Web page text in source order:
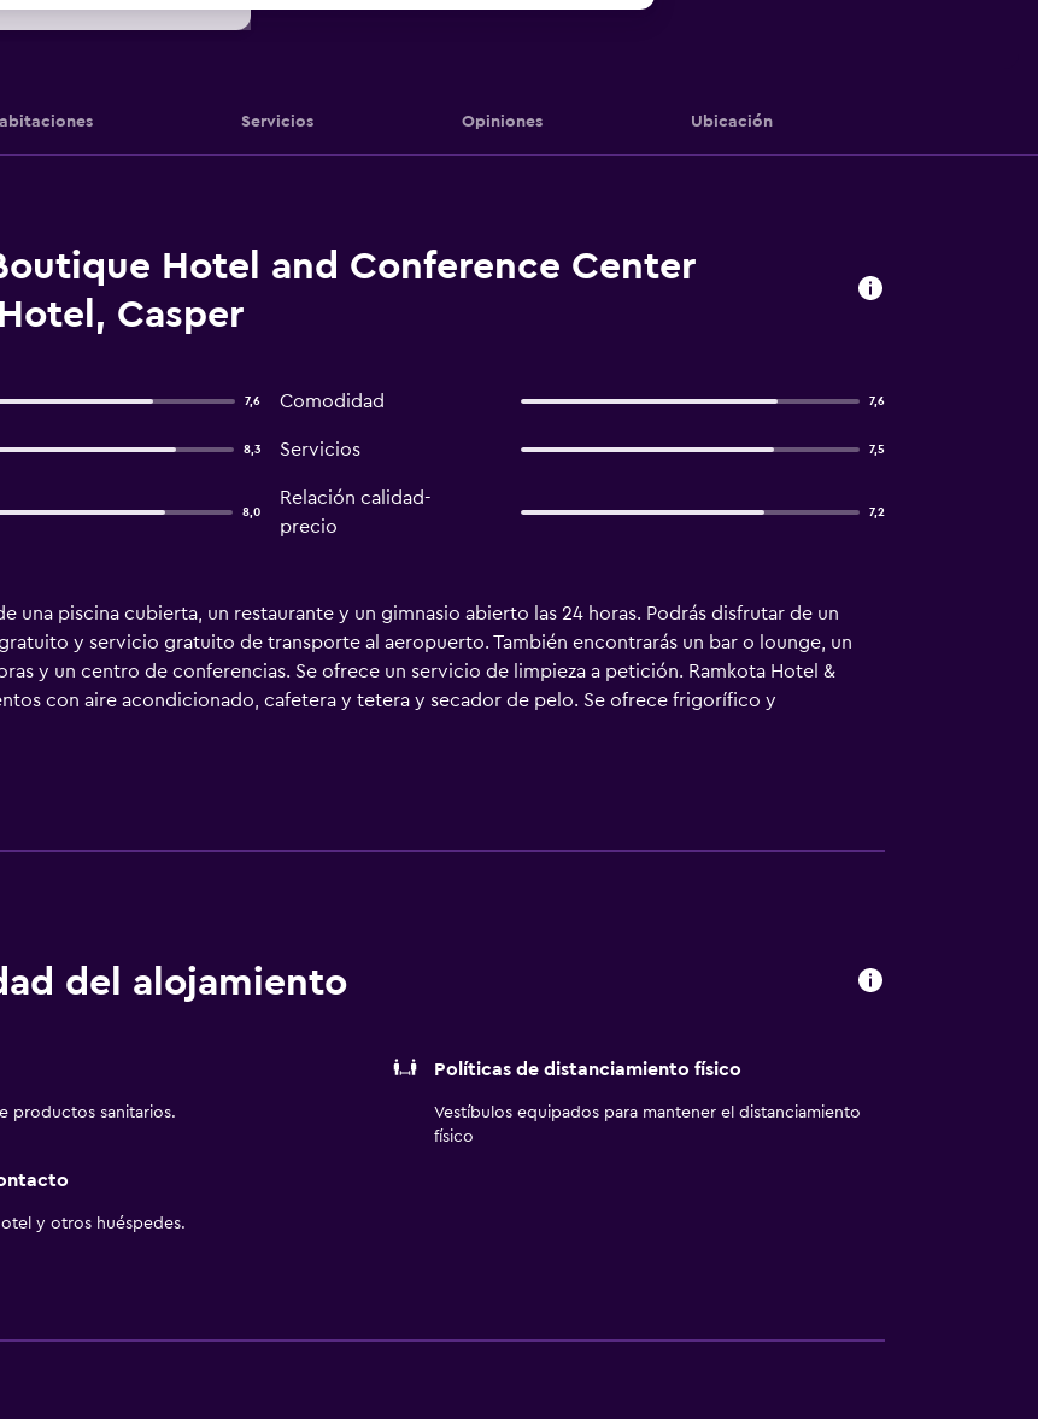
Servicios Opiniones Ubicación
Hotel and Conference Center
Casper
7,6 Comodidad 7,6
8,3 Servicios 7,5
8,0
Relación calidad-
precio
7,2
una piscina cubierta, un restaurante y un gimnasio abierto las 24 horas. Podrás disfrutar de un
y servicio gratuito de transporte al aeropuerto. También encontrarás un bar o lounge, un
y un centro de conferencias. Se ofrece un servicio de limpieza a petición. Ramkota Hotel &
con aire acondicionado, cafetera y tetera y secador de pelo. Se ofrece frigorífico y
con ducha y bañera combinadas y artículos de higiene personal gratuitos. Se ofrece televisión por
negocios incluyen escritorio con llamadas locales gratuitas (pueden existir restricciones). Las
del alojamiento
productos sanitarios.
Políticas de distanciamiento físico
Vestíbulos equipados para mantener el distanciamiento
físico
y otros huéspedes.